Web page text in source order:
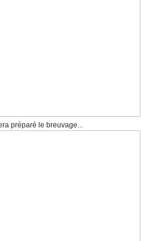
préparé le breuvage...